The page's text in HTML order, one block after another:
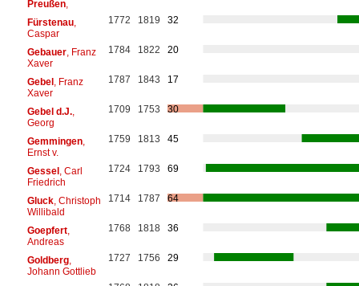
Preußen,
Fürstenau,
Caspar
1772 1819 32
Gebauer, Franz
Xaver
1784 1822 20
Gebel, Franz
Xaver
1787 1843 17
Gebel d.J.,
Georg
1709 1753 30
Gemmingen,
Ernst v.
1759 1813 45
Gessel, Carl
Friedrich
1724 1793 69
Gluck, Christoph
Willibald
1714 1787 64
Goepfert,
Andreas
1768 1818 36
Goldberg,
Johann Gottlieb
1727 1756 29